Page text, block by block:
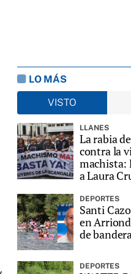
LO MÁS
VISTO
LLANES
La rabia
contra la
machista:
a Laura
DEPORTES
Santi
en
de
DEPORTES